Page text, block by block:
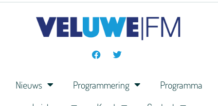
Nieuws Programmering
Programma